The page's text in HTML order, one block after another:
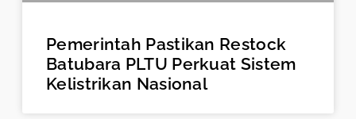
Pemerintah Pastikan Restock
Batubara PLTU Perkuat Sistem
Kelistrikan Nasional